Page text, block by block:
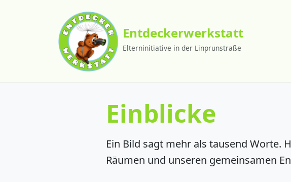
Entdeckerwerkstatt
Elterninitiative in der Linprunstraße
Einblicke
Ein Bild sagt mehr als tausend Worte.
Räumen und unseren gemeinsamen